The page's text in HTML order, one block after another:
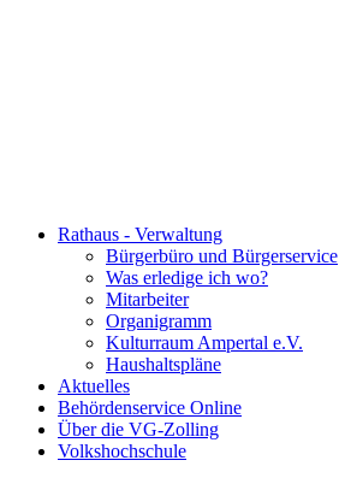
Rathaus - Verwaltung
Bürgerbüro und Bürgerservice
Was erledige ich wo?
Mitarbeiter
Organigramm
Kulturraum Ampertal e.V.
Haushaltspläne
Aktuelles
Behördenservice Online
Über die VG-Zolling
Volkshochschule